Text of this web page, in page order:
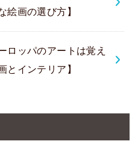
絵画の選び方】
ロッパのアートは覚え
とインテリア】